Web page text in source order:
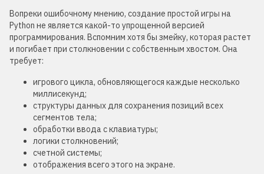
Вопреки ошибочному мнению, создание простой игры на
Python не является какой-то упрощенной версией
программирования. Вспомним хотя бы змейку, которая растет
и погибает при столкновении с собственным хвостом. Она
требует:
игрового цикла, обновляющегося каждые несколько
миллисекунд;
структуры данных для сохранения позиций всех
сегментов тела;
обработки ввода с клавиатуры;
логики столкновений;
счетной системы;
отображения всего этого на экране.